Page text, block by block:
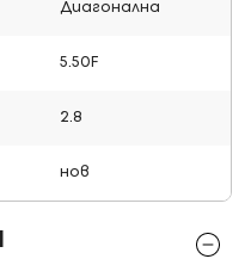
Диагонална
5.50F
2.8
нов